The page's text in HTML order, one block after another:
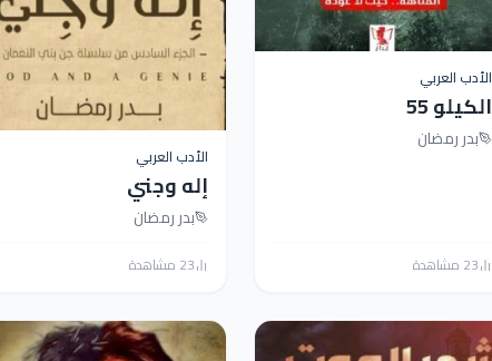
الأدب العربي
الكيلو 55
بدر رمضان
23 مشاهدة
الأدب العربي
إله وجني
بدر رمضان
23 مشاهدة